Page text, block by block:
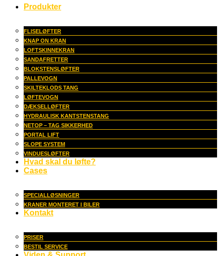
Produkter
FLISELØFTER
KNAP ON KRAN
LOFTSKINNEKRAN
SANDAFRETTER
BLOKSTENSLØFTER
PALLEVOGN
SKILTEKLODS TANG
LØFTEVOGN
DÆKSELLØFTER
HYDRAULISK KANTSTENSTANG
NETOP – TAG SIKKERHED
PORTAL LIFT
SLOPE SYSTEM
VINDUESLØFTER
Hvad skal du løfte?
Cases
SPECIALLØSNINGER
KRANER MONTERET I BILER
Kontakt
PRISER
BESTIL SERVICE